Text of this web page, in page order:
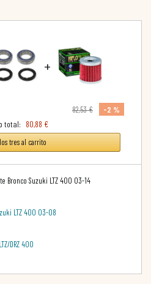
+
82,53 €
-2 %
total: 80,88 €
tres al carrito
Bronco Suzuki LTZ 400 03-14
LTZ 400 03-08
DRZ 400